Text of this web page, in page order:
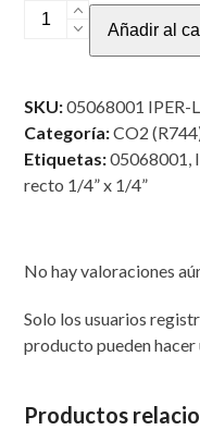
KIT
TUBO
x
TUBO
1/4”
Añadir al
SKU:05068001 IPER-
Categoría:CO2
Etiquetas:05068001,
recto 1/4” x 1/4”
No hay valoraciones
Solo los usuarios
producto pueden hacer
Productos